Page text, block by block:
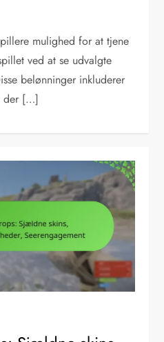
mulighed for at tjene
ved at se udvalgte
belønninger inkluderer
der […]